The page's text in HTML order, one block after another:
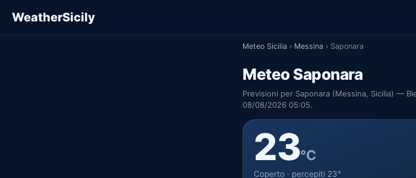
WeatherSicily
Meteo Sicilia › Messina › Saponara
Meteo Saponara
Previsioni per Saponara (Messina, Sicilia) —
08/08/2026 05:05.
23°C
Coperto · percepiti 23°